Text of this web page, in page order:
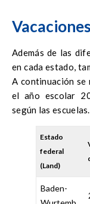
Además de las
en cada estado,
A continuación se
el año escolar
según las escuelas.
Estado
federal
(Land)
Baden-